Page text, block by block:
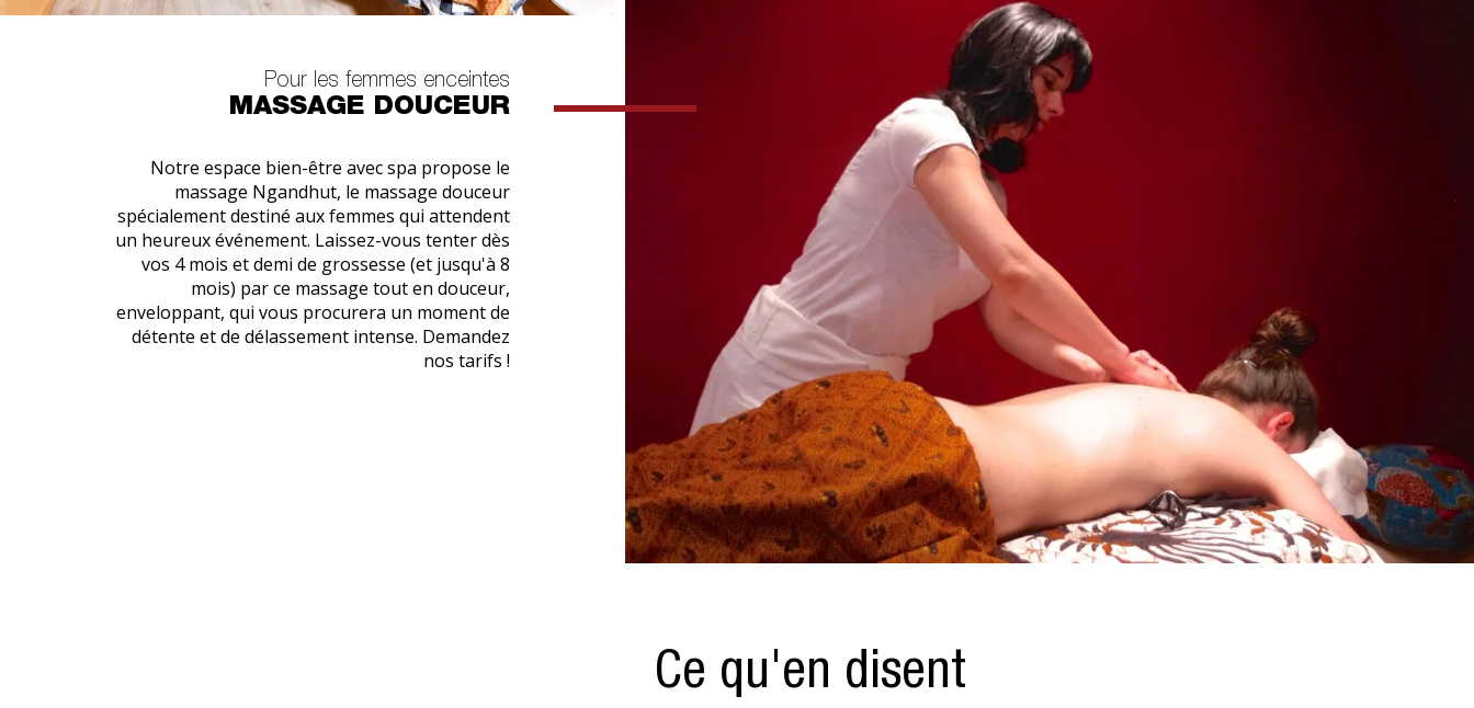
Pour les femmes enceintes
MASSAGE DOUCEUR
Notre espace bien-être avec spa propose le
massage Ngandhut, le massage douceur
spécialement destiné aux femmes qui attendent
un heureux événement. Laissez-vous tenter dès
vos 4 mois et demi de grossesse (et jusqu'à 8
mois) par ce massage tout en douceur,
enveloppant, qui vous procurera un moment de
détente et de délassement intense. Demandez
nos tarifs !
Ce qu'en disent